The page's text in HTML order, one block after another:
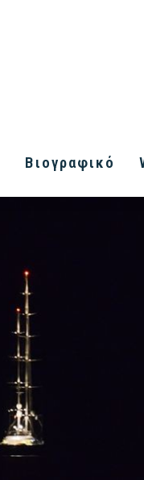
Βιογραφικό